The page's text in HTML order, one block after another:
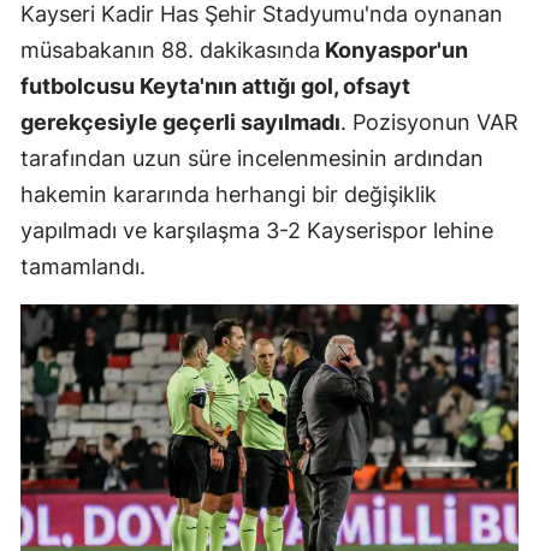
Kayseri Kadir Has Şehir Stadyumu'nda oynanan
müsabakanın 88. dakikasında Konyaspor'un
futbolcusu Keyta'nın attığı gol, ofsayt
gerekçesiyle geçerli sayılmadı. Pozisyonun VAR
tarafından uzun süre incelenmesinin ardından
hakemin kararında herhangi bir değişiklik
yapılmadı ve karşılaşma 3-2 Kayserispor lehine
tamamlandı.